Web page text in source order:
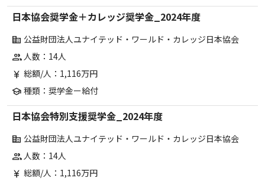
日本協会奨学金＋カレッジ奨学金_2024年度
corporate_fare 公益財団法人ユナイテッド・ワールド・カレッジ日本協会
group人数：14人
currency_yen 総額/人：1,116万円
school 種類：奨学金ー給付
日本協会特別支援奨学金_2024年度
corporate_fare 公益財団法人ユナイテッド・ワールド・カレッジ日本協会
group人数：14人
currency_yen 総額/人：1,116万円